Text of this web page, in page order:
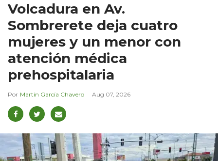
Volcadura en Av.
Sombrerete deja cuatro
mujeres y un menor con
atención médica
prehospitalaria
Martín García Chavero Aug 07, 2026